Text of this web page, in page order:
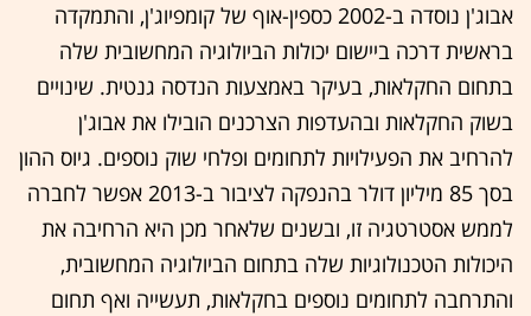
אבוג'ן נוסדה ב-2002 כספין-אוף של קומפיוג'ן, והתמקדה
בראשית דרכה ביישום יכולות הביולוגיה המחשובית שלה
בתחום החקלאות, בעיקר באמצעות הנדסה גנטית. שינויים
בשוק החקלאות ובהעדפות הצרכנים הובילו את אבוג'ן
להרחיב את הפעילויות לתחומים ופלחי שוק נוספים. גיוס ההון
בסך 85 מיליון דולר בהנפקה לציבור ב-2013 אפשר לחברה
לממש אסטרטגיה זו, ובשנים שלאחר מכן היא הרחיבה את
היכולות הטכנולוגיות שלה בתחום הביולוגיה המחשובית,
והתרחבה לתחומים נוספים בחקלאות, תעשייה ואף תחום